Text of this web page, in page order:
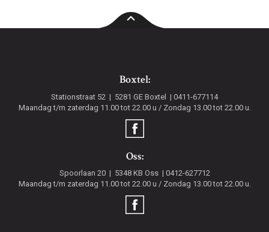
Boxtel:
Stationstraat 52 5281 GE Boxtel
0411-677114
Maandag t/m zaterdag 11.00 tot 22.00 u / Zondag 13.00 tot 22.00 u.
Oss:
Spoorlaan 20 5348 KB Oss
0412-627712
Maandag t/m zaterdag 11.00 tot 22.00 u / Zondag 13.00 tot 22.00 u.